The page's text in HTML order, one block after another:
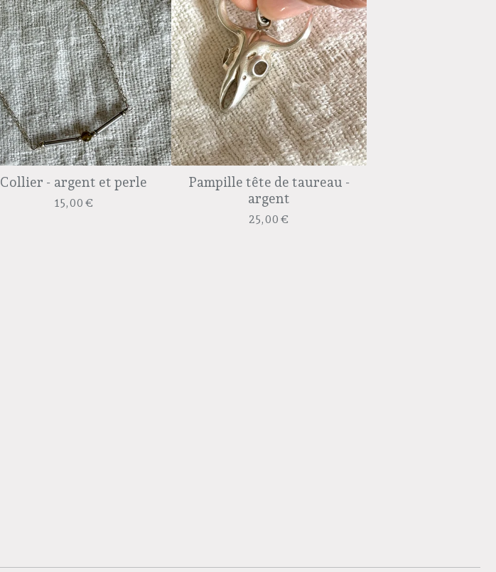
Collier - argent et perle
15,00 €
Pampille tête de taureau -
argent
25,00 €